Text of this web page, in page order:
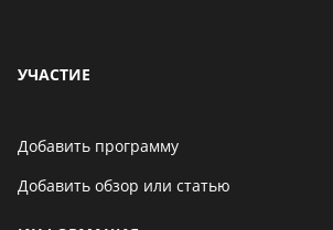
УЧАСТИЕ
Добавить программу
Добавить обзор или статью